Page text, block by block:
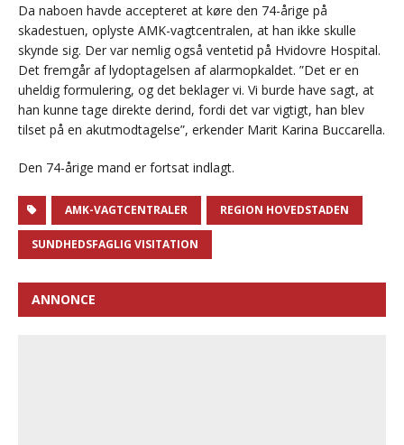
Da naboen havde accepteret at køre den 74-årige på
skadestuen, oplyste AMK-vagtcentralen, at han ikke skulle
skynde sig. Der var nemlig også ventetid på Hvidovre Hospital.
Det fremgår af lydoptagelsen af alarmopkaldet. ”Det er en
uheldig formulering, og det beklager vi. Vi burde have sagt, at
han kunne tage direkte derind, fordi det var vigtigt, han blev
tilset på en akutmodtagelse”, erkender Marit Karina Buccarella.
Den 74-årige mand er fortsat indlagt.
AMK-VAGTCENTRALER REGION HOVEDSTADEN
SUNDHEDSFAGLIG VISITATION
ANNONCE